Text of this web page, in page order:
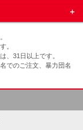
。
、31日以上です。
でのご注文、暴力団名